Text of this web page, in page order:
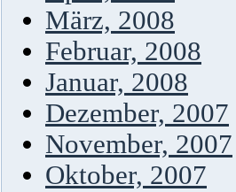
März, 2008
Februar, 2008
Januar, 2008
Dezember, 2007
November, 2007
Oktober, 2007